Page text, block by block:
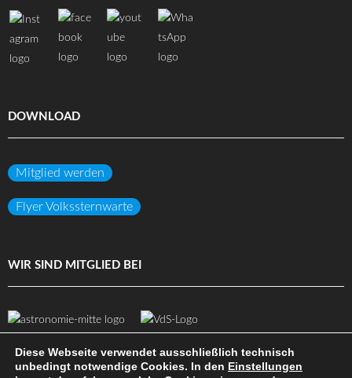
DOWNLOAD
Mitglied werden
Flyer Volkssternwarte
WIR SIND MITGLIED BEI
Diese Webseite verwendet ausschließlich technisch
unbedingt notwendige Cookies. In den Einstellungen